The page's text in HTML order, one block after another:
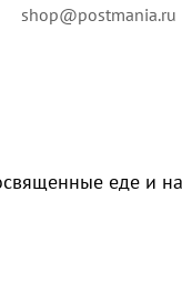
shop@postmania.ru
еде и